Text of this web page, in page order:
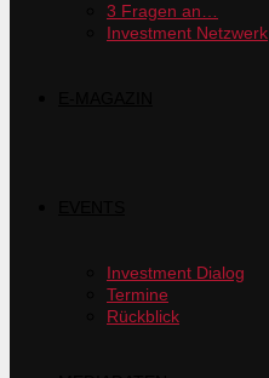
3 Fragen an…
Investment Netzwerk
Investment Dialog
Termine
Rückblick